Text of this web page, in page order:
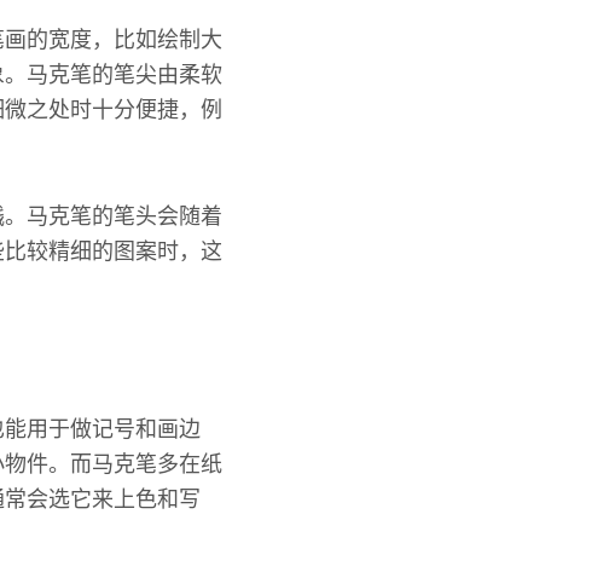
的宽度，比如绘制大
马克笔的笔尖由柔软
之处时十分便捷，例
马克笔的笔头会随着
较精细的图案时，这
用于做记号和画边
件。而马克笔多在纸
会选它来上色和写